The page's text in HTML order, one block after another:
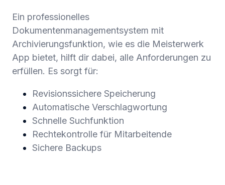
Ein professionelles
Dokumentenmanagementsystem mit
Archivierungsfunktion, wie es die Meisterwerk
App bietet, hilft dir dabei, alle Anforderungen zu
erfüllen. Es sorgt für:
Revisionssichere Speicherung
Automatische Verschlagwortung
Schnelle Suchfunktion
Rechtekontrolle für Mitarbeitende
Sichere Backups